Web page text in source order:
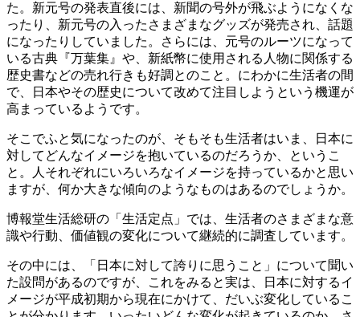
た。新元号の発表直後には、新聞の号外が飛ぶようになくな
ったり、新元号の入ったさまざまなグッズが発売され、話題
になったりしていました。さらには、元号のルーツになって
いる古典『万葉集』や、新紙幣に使用される人物に関係する
歴史書などの売れ行きも好調とのこと。にわかに生活者の間
で、日本やその歴史について改めて注目しようという機運が
高まっているようです。
そこでふと気になったのが、そもそも生活者はいま、日本に
対してどんなイメージを抱いているのだろうか、というこ
と。人それぞれにいろいろなイメージを持っているかと思い
ますが、何か大きな傾向のようなものはあるのでしょうか。
博報堂生活総研の「生活定点」では、生活者のさまざまな意
識や行動、価値観の変化について継続的に調査しています。
その中には、「日本に対して誇りに思うこと」について聞い
た設問があるのですが、これをみると実は、日本に対するイ
メージが平成初期から現在にかけて、だいぶ変化しているこ